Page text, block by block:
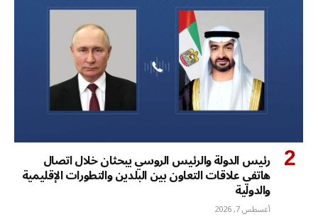
رئيس الدولة والرئيس الروسي يبحثان خلال اتصال
هاتفي علاقات التعاون بين البلدين والتطورات الإقليمية
والدولية
أغسطس 7, 2026